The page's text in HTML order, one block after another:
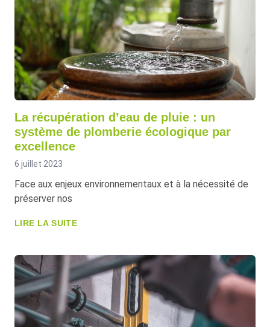
La récupération d’eau de pluie : un
système de plomberie écologique par
excellence
6 juillet 2023
Face aux enjeux environnementaux et à la nécessité de
préserver nos
LIRE LA SUITE